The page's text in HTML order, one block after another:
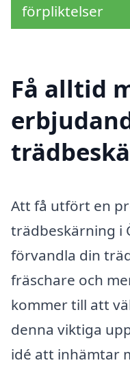
förpliktelser
Få alltid
Att få utfört en
trädbeskärning i
förvandla din
fräschare och
kommer till att
denna viktiga
idé att inhämtar